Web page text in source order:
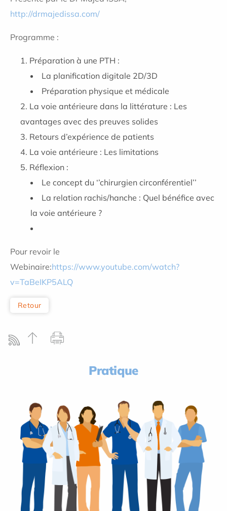
http://drmajedissa.com/
Programme :
Préparation à une PTH :
La planification digitale 2D/3D
Préparation physique et médicale
La voie antérieure dans la littérature : Les
avantages avec des preuves solides
Retours d’expérience de patients
La voie antérieure : Les limitations
Réflexion :
Le concept du ‘’chirurgien circonférentiel’’
La relation rachis/hanche : Quel bénéfice avec
la voie antérieure ?
Pour revoir le
Webinaire:https://www.youtube.com/watch?
v=TaBeIKP5ALQ
Retour
Pratique